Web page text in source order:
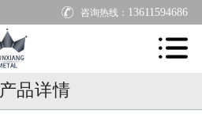
咨询热线： 13611594686
产品详情